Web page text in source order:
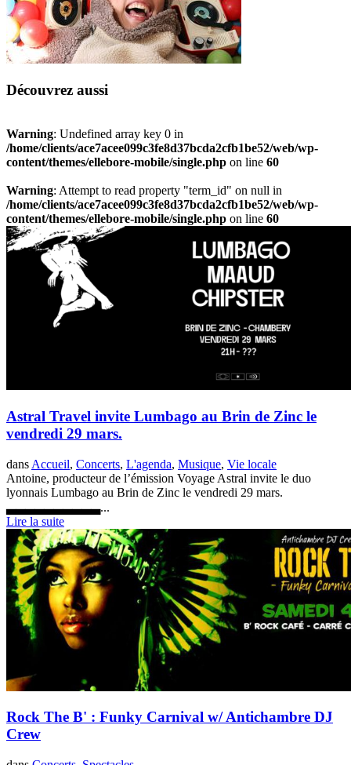
Découvrez aussi
Warning: Undefined array key 0 in
/home/clients/ace7acee099c3fe8d37bcda2cfb1be52/web/wp-
content/themes/ellebore-mobile/single.php on line 60
Warning: Attempt to read property "term_id" on null in
/home/clients/ace7acee099c3fe8d37bcda2cfb1be52/web/wp-
content/themes/ellebore-mobile/single.php on line 60
Astral Travel invite Lumbago au Brin de Zinc le
vendredi 29 mars.
dans Accueil, Concerts, L'agenda, Musique, Vie locale
Antoine, producteur de l’émission Voyage Astral invite le duo
lyonnais Lumbago au Brin de Zinc le vendredi 29 mars.
▃▃▃▃▃▃▃▃▃▃...
Lire la suite
Rock The B' : Funky Carnival w/ Antichambre DJ
Crew